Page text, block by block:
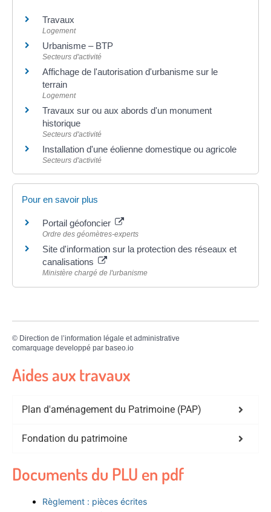
Travaux
Logement
Urbanisme – BTP
Secteurs d'activité
Affichage de l'autorisation d'urbanisme sur le
terrain
Logement
Travaux sur ou aux abords d'un monument
historique
Secteurs d'activité
Installation d'une éolienne domestique ou agricole
Secteurs d'activité
Pour en savoir plus
Portail géofoncier
Ordre des géomètres-experts
Site d'information sur la protection des réseaux et
canalisations
Ministère chargé de l'urbanisme
© Direction de l’information légale et administrative
comarquage developpé par baseo.io
Aides aux travaux
Plan d'aménagement du Patrimoine (PAP)
Fondation du patrimoine
Documents du PLU en pdf
Règlement : pièces écrites